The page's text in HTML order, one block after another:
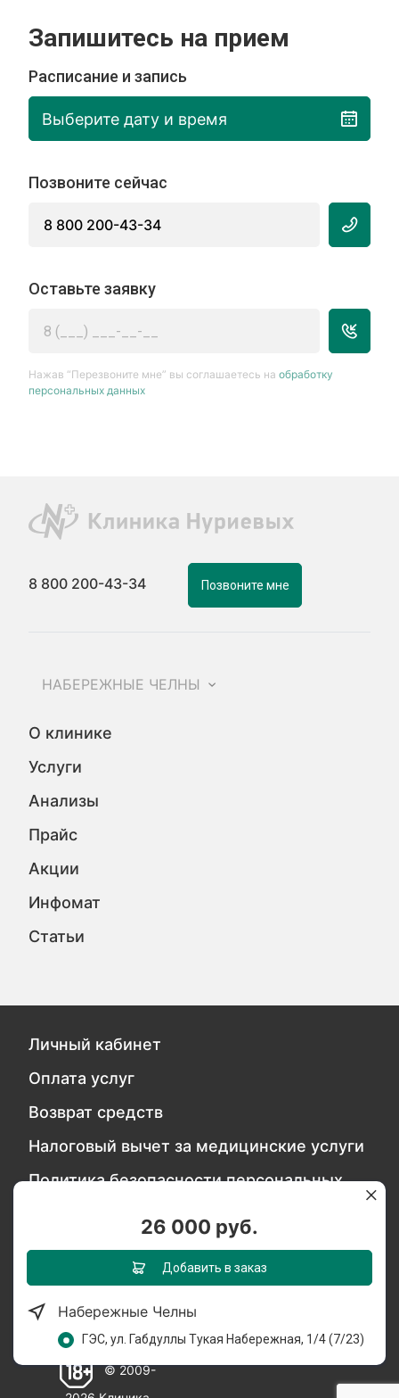
26 000 руб.
Добавить в заказ
Набережные Челны
ГЭС, ул. Габдуллы Тукая Набережная, 1/4 (7/23)
Запишитесь на прием
Расписание и запись
Выберите дату и время
Позвоните сейчас
8 800 200-43-34
Оставьте заявку
Нажав “Перезвоните мне” вы соглашаетесь наобработку
персональных данных
8 800 200-43-34 Позвоните мне
НАБЕРЕЖНЫЕ ЧЕЛНЫ
О клинике
Услуги
Анализы
Прайс
Акции
Инфомат
Статьи
Личный кабинет
Оплата услуг
Возврат средств
Налоговый вычет за медицинские услуги
Политика безопасности персональных
Обратитесь в службу качества
Мы в социальных сетях:
© 2009-